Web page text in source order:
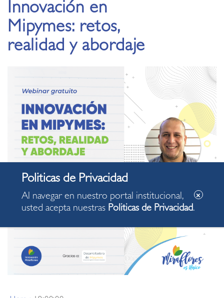
Innovación en
Mipymes: retos,
realidad y abordaje
Al navegar en nuestro portal institucional,
usted acepta nuestras Politicas de Privacidad.